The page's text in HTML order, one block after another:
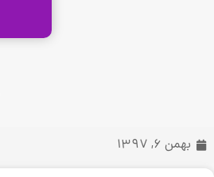
بهمن 6, 1397